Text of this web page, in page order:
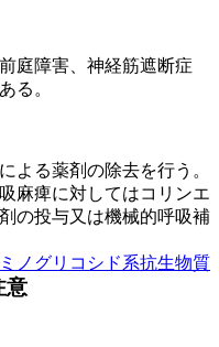
ノグリコシド系抗生物質
庭障害、神経筋遮断症
る。
よる薬剤の除去を行う。
麻痺に対してはコリンエ
の投与又は機械的呼吸補
意